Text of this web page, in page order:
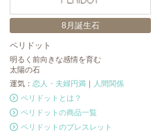
8月誕生石
ペリドット
明るく前向きな感情を育む
太陽の石
運気： 恋人・夫婦円満｜
人間関係
ペリドットとは？
ペリドットの商品一覧
ペリドットのブレスレット